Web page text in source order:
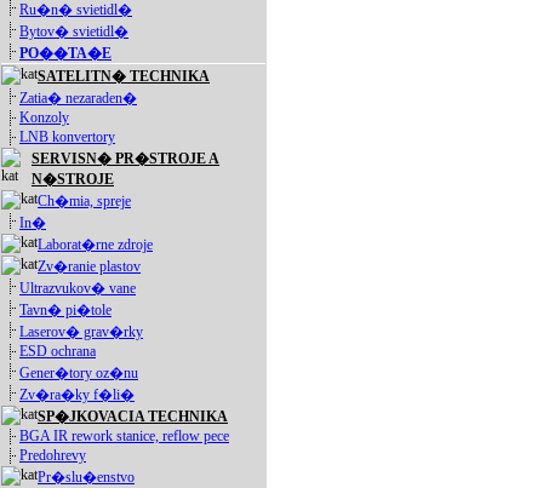
Ru�n� svietidl�
Bytov� svietidl�
PO��TA�E
SATELITN� TECHNIKA
Zatia� nezaraden�
Konzoly
LNB konvertory
SERVISN� PR�STROJE A
N�STROJE
Ch�mia, spreje
In�
Laborat�rne zdroje
Zv�ranie plastov
Ultrazvukov� vane
Tavn� pi�tole
Laserov� grav�rky
ESD ochrana
Gener�tory oz�nu
Zv�ra�ky f�li�
SP�JKOVACIA TECHNIKA
BGA IR rework stanice, reflow pece
Predohrevy
Pr�slu�enstvo